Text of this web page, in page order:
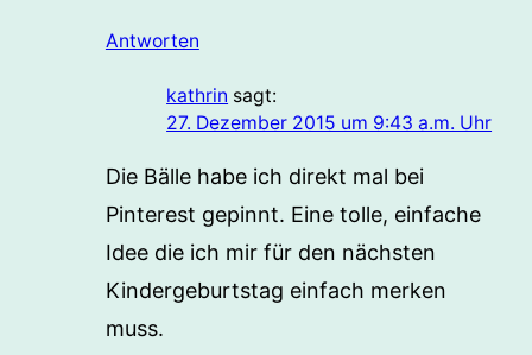
Antworten
kathrin sagt:
27. Dezember 2015 um 9:43 a.m. Uhr
Die Bälle habe ich direkt mal bei
Pinterest gepinnt. Eine tolle, einfache
Idee die ich mir für den nächsten
Kindergeburtstag einfach merken
muss.